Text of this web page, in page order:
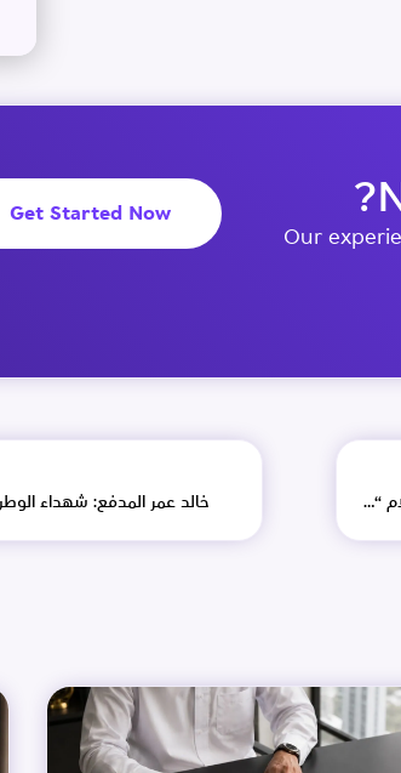
Our
Get Started Now
دكتور خالد عمر المدفع يلتقي ممثلي شركات الإعلام المرخصة في مدينة الشارقة للإعلام “شمس”
خالد عمر المدفع: شهداء